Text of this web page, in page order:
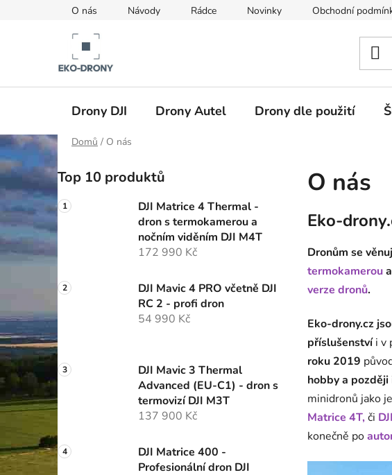
O nás Návody Rádce Novinky Obchodní
Drony DJI Drony Autel Drony dle použití
Domů / O nás
P
o
s
t
r
a
n
í
p
a
n
e
l
Top 10 produktů
DJI Matrice 4 Thermal -
dron s termokamerou a
nočním viděním DJI M4T
172 990 Kč
DJI Mavic 4 PRO včetně DJI
RC 2 - profi dron
54 990 Kč
DJI Mavic 3 Thermal
Advanced (EU-C1) - dron s
termovizí DJI M3T
137 900 Kč
DJI Matrice 400 -
Profesionální dron DJI
O nás
Eko-
Dronům se
termokamerou
verze dronů.
Eko-drony.cz
příslušenstvíi v
roku 2019
hobby a
minidronů jako je
Matrice 4T,či
konečně po